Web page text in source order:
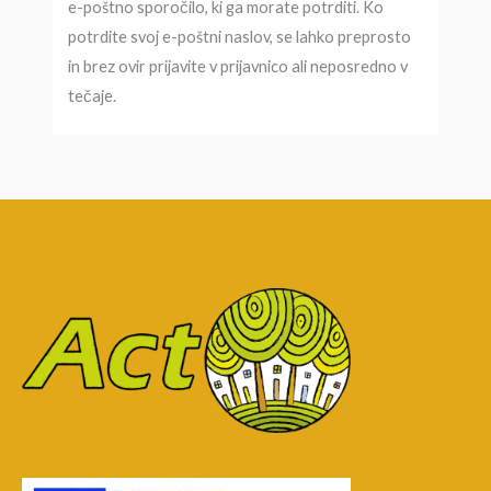
e-poštno sporočilo, ki ga morate potrditi. Ko
potrdite svoj e-poštni naslov, se lahko preprosto
in brez ovir prijavite v prijavnico ali neposredno v
tečaje.